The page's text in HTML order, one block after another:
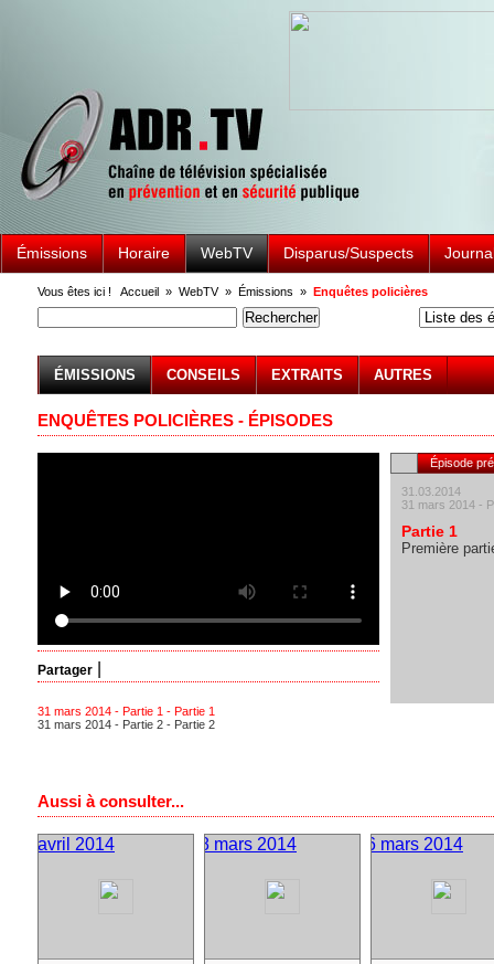
Émissions Horaire WebTV Disparus/Suspects
Vous êtes ici ! Accueil » WebTV» Émissions » Enquêtes policières
ÉMISSIONS CONSEILS EXTRAITS AUTRES
ENQUÊTES POLICIÈRES - ÉPISODES
Partager
31 mars 2014 - Partie 1 - Partie 1
31 mars 2014 - Partie 2 - Partie 2
Épisode
31.03.2014
31 mars 2014 -
Partie 1
Première
Aussi à consulter...